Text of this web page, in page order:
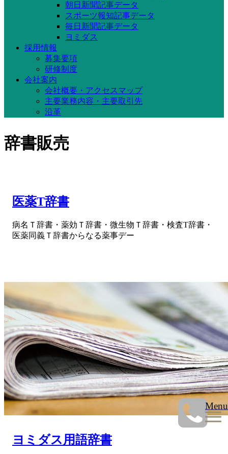
Menu
朝日新聞記事データ
スポーツ報知記事データ
毎日新聞記事データ
ヨミダス
採用情報
募集要項
研修制度
会社案内
会社概要・アクセスマップ
主要業務内容・主要取引先
沿革
辞書販売
医薬T辞書
病名Ｔ辞書・薬効Ｔ辞書・微生物Ｔ辞書・検査T辞書・
医薬同義Ｔ辞書からなる薬事デー
ヨミダス用語辞書